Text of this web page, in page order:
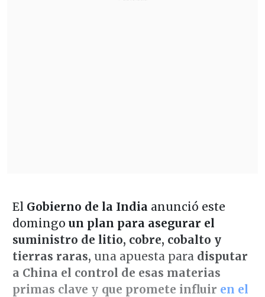
El Gobierno de la India anunció este
domingo un plan para asegurar el
suministro de litio, cobre, cobalto y
tierras raras, una apuesta para disputar
a China el control de esas materias
primas clave y que promete influir en el